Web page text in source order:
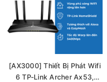
[AX3000] Thiết Bị Phát Wifi
6 TP-Link Archer Ax53,